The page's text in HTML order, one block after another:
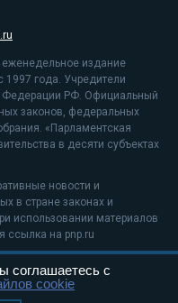
еженедельное издание
года. Учредители
Федерации РФ. Официальный
законов, федеральных
«Парламентская
в десяти субъектах
новости и
в стране законах и
использовании материалов
ссылка на pnp.ru
рекомендательные
соглашаетесь с
cookie